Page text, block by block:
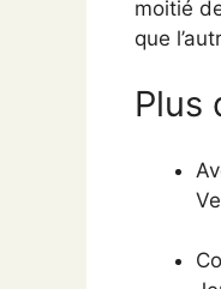
moitié
que
Plus